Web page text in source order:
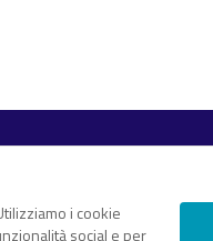
paper
on demand
i cookie
social e per